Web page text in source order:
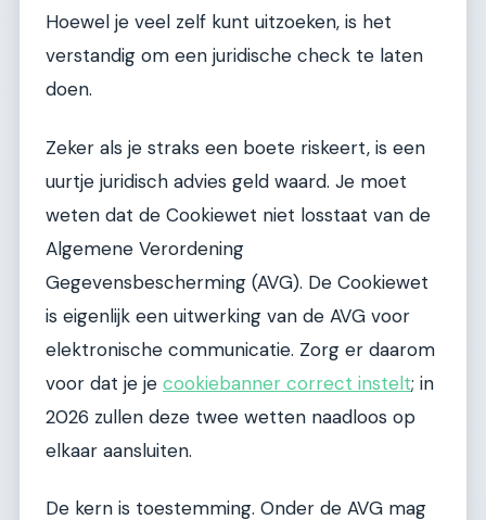
Hoewel je veel zelf kunt uitzoeken, is het
verstandig om een juridische check te laten
doen.
Zeker als je straks een boete riskeert, is een
uurtje juridisch advies geld waard. Je moet
weten dat de Cookiewet niet losstaat van de
Algemene Verordening
Gegevensbescherming (AVG). De Cookiewet
is eigenlijk een uitwerking van de AVG voor
elektronische communicatie. Zorg er daarom
voor dat je je cookiebanner correct instelt; in
2026 zullen deze twee wetten naadloos op
elkaar aansluiten.
De kern is toestemming. Onder de AVG mag